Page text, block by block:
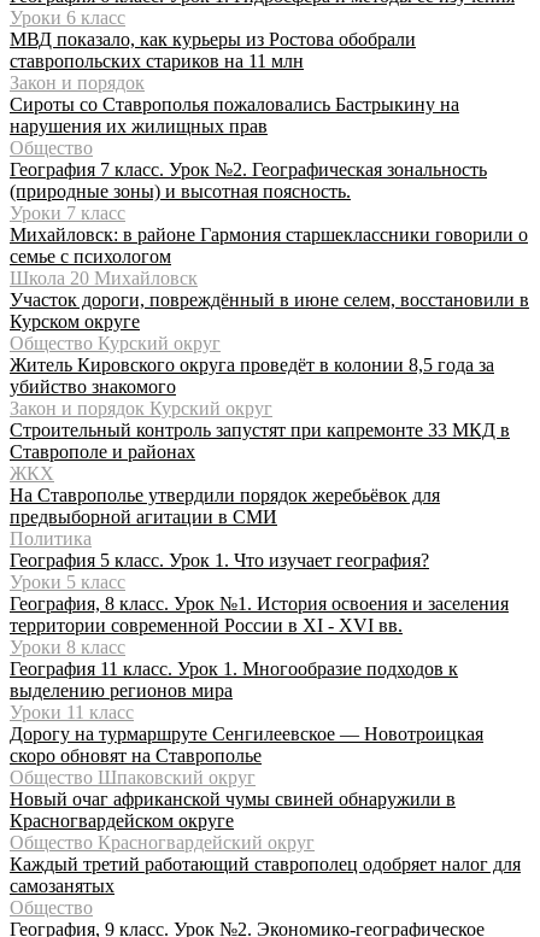
Уроки 6 класс
МВД показало, как курьеры из Ростова обобрали
ставропольских стариков на 11 млн
Закон и порядок
Сироты со Ставрополья пожаловались Бастрыкину на
нарушения их жилищных прав
Общество
География 7 класс. Урок №2. Географическая зональность
(природные зоны) и высотная поясность.
Уроки 7 класс
Михайловск: в районе Гармония старшеклассники говорили о
семье с психологом
Школа 20 Михайловск
Участок дороги, повреждённый в июне селем, восстановили в
Курском округе
Общество Курский округ
Житель Кировского округа проведёт в колонии 8,5 года за
убийство знакомого
Закон и порядок Курский округ
Строительный контроль запустят при капремонте 33 МКД в
Ставрополе и районах
ЖКХ
На Ставрополье утвердили порядок жеребьёвок для
предвыборной агитации в СМИ
Политика
География 5 класс. Урок 1. Что изучает география?
Уроки 5 класс
География, 8 класс. Урок №1. История освоения и заселения
территории современной России в XI - XVI вв.
Уроки 8 класс
География 11 класс. Урок 1. Многообразие подходов к
выделению регионов мира
Уроки 11 класс
Дорогу на турмаршруте Сенгилеевское — Новотроицкая
скоро обновят на Ставрополье
Общество Шпаковский округ
Новый очаг африканской чумы свиней обнаружили в
Красногвардейском округе
Общество Красногвардейский округ
Каждый третий работающий ставрополец одобряет налог для
самозанятых
Общество
География, 9 класс. Урок №2. Экономико-географическое